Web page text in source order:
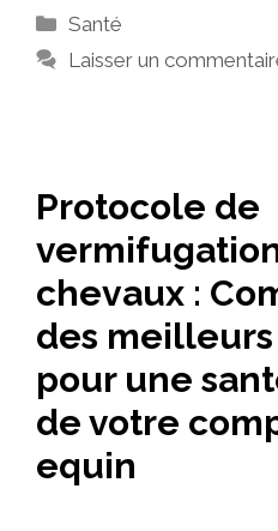
Catégories
Santé
Laisser un
Protocole de
chevaux :
des
pour une
de votre
equin